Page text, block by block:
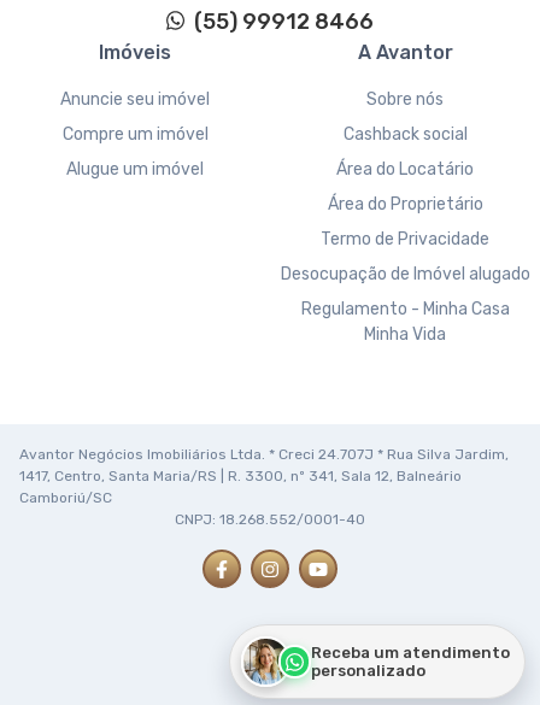
(55) 99912 8466
Imóveis
Anuncie seu imóvel
Compre um imóvel
Alugue um imóvel
A Avantor
Sobre nós
Cashback social
Área do Locatário
Área do Proprietário
Termo de Privacidade
Desocupação de Imóvel alugado
Regulamento - Minha Casa
Minha Vida
Avantor Negócios Imobiliários Ltda. * Creci 24.707J * Rua Silva Jardim,
1417, Centro, Santa Maria/RS | R. 3300, nº 341, Sala 12, Balneário
Camboriú/SC
CNPJ: 18.268.552/0001-40
Receba um atendimento
personalizado